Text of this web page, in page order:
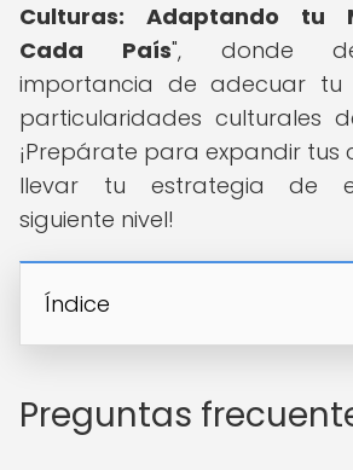
Culturas: Adaptando tu
Cada País", donde
importancia de adecuar tu
particularidades culturales
¡Prepárate para expandir tus
llevar tu estrategia de
siguiente nivel!
Índice
Preguntas